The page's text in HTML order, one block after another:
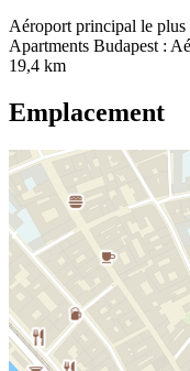
Aéroport principal le
Apartments Budapest :
19,4 km
Emplacement